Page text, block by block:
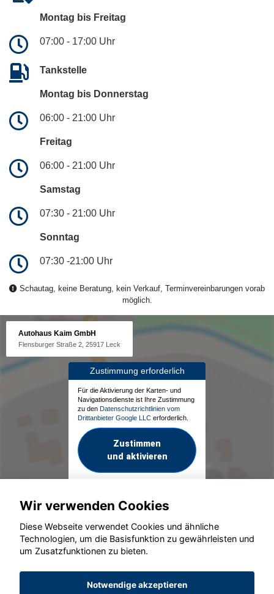
Montag bis Freitag
07:00 - 17:00 Uhr
Tankstelle
Montag bis Donnerstag
06:00 - 21:00 Uhr
Freitag
06:00 - 21:00 Uhr
Samstag
07:30 - 21:00 Uhr
Sonntag
07:30 -21:00 Uhr
Schautag, keine Beratung, kein Verkauf, Terminvereinbarungen vorab
möglich.
Autohaus Kaim GmbH
Flensburger Straße 2, 25917 Leck
Zustimmung erforderlich
Für die Aktivierung der Karten- und
Navigationsdienste ist Ihre Zustimmung
zu den Datenschutzrichtlinien vom
Drittanbieter Google LLC erforderlich.
Zustimmen
und aktivieren
© konjunkturmotor.de GmbH 2020 - 2026
Wir verwenden Cookies
Diese Webseite verwendet Cookies und ähnliche
Technologien, um die Basisfunktion zu gewährleisten und
um Zusatzfunktionen zu bieten.
Notwendige akzeptieren